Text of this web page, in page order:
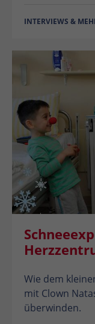
INTERVIEWS &
Wie dem
mit Clown
überwinden.